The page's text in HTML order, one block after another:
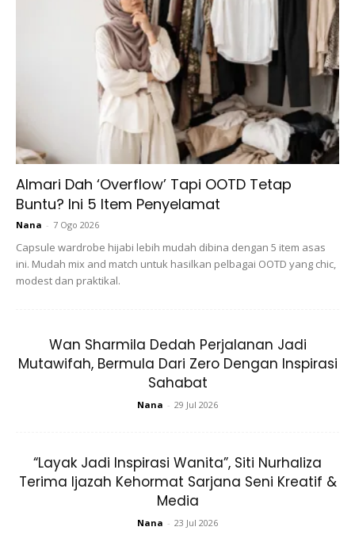
Ads
1/2 cawan air panas
Cara-cara:
Satukan telur, gula dan esen vanilla. Kacau rata gunakan
senduk atau whisk.
Almari Dah ‘Overflow’ Tapi OOTD Tetap
Buntu? Ini 5 Item Penyelamat
Nana - 7 Ogo 2026
Capsule wardrobe hijabi lebih mudah dibina dengan 5 item asas
ini. Mudah mix and match untuk hasilkan pelbagai OOTD yang chic,
modest dan praktikal.
Wan Sharmila Dedah Perjalanan Jadi
Mutawifah, Bermula Dari Zero Dengan Inspirasi
Sahabat
Nana - 29 Jul 2026
“Layak Jadi Inspirasi Wanita”, Siti Nurhaliza
Terima Ijazah Kehormat Sarjana Seni Kreatif &
Media
Nana - 23 Jul 2026